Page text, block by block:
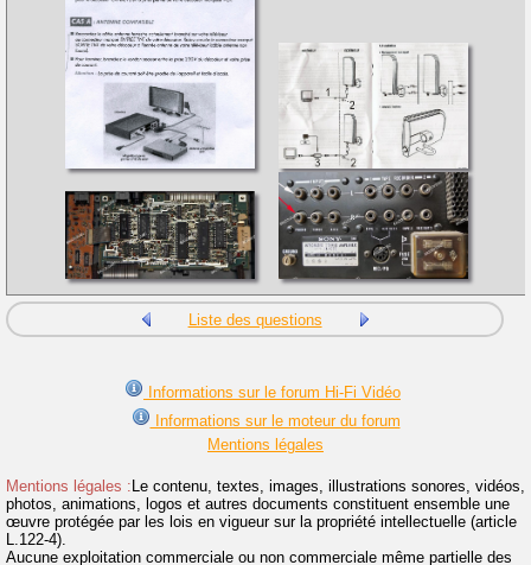
Liste des questions
Informations sur le forum Hi-Fi Vidéo
Informations sur le moteur du forum
Mentions légales
Mentions légales : Le contenu, textes, images, illustrations sonores, vidéos,
photos, animations, logos et autres documents constituent ensemble une
œuvre protégée par les lois en vigueur sur la propriété intellectuelle (article
L.122-4).
Aucune exploitation commerciale ou non commerciale même partielle des